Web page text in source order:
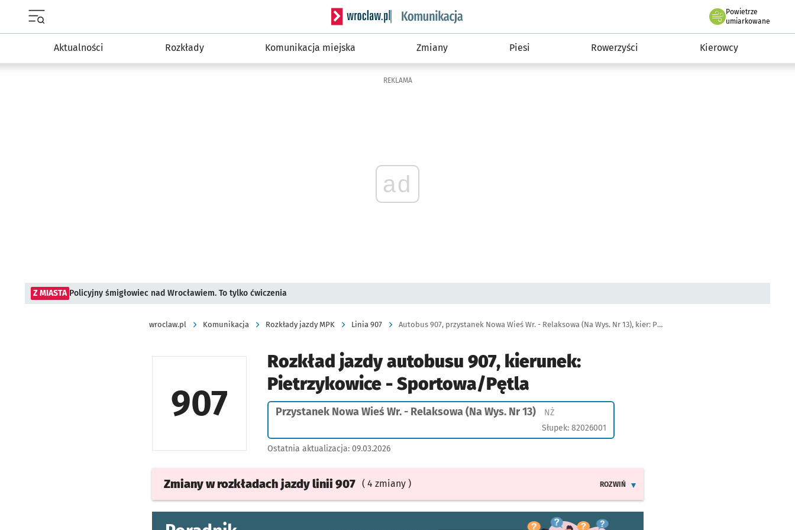
Serwis informacyjny wroclaw.pl podserwis: Komunikacja
Powietrze
we Wrocławiu
umiarkowane
Aktualności Rozkłady Komunikacja miejska Zmiany Piesi Rowerzyści Kierowcy
REKLAMA
ad
Z MIASTA Policyjny śmigłowiec nad Wrocławiem. To tylko ćwiczenia
wroclaw.pl Komunikacja Rozkłady jazdy MPK Linia 907 Autobus 907, przystanek Nowa Wieś Wr. - Relaksowa (Na Wys. Nr 13), kier: Pietrzykowice - Sportowa/Pętla
907
Rozkład jazdy autobusu 907, kierunek:
Pietrzykowice - Sportowa/Pętla
Przystanek Nowa Wieś Wr. - Relaksowa (Na Wys. Nr 13) NŻPrzystanek na życzenie
Słupek: 82026001
Ostatnia aktualizacja: 09.03.2026
Zmiany w rozkładach jazdylinii 907 ( 4 zmiany )
ROZWIŃ